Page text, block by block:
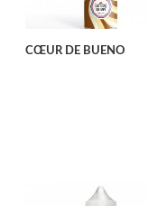
CŒUR DE BUENO